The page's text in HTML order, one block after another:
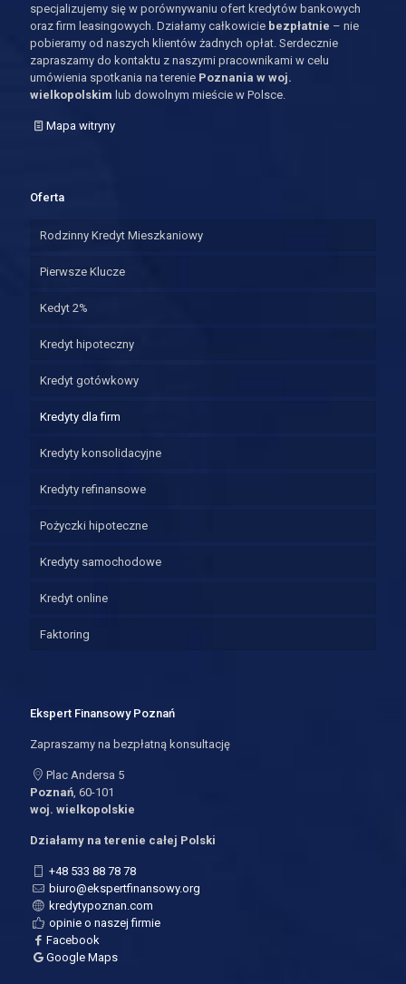
specjalizujemy się w porównywaniu ofert kredytów bankowych
oraz firm leasingowych. Działamy całkowicie bezpłatnie – nie
pobieramy od naszych klientów żadnych opłat. Serdecznie
zapraszamy do kontaktu z naszymi pracownikami w celu
umówienia spotkania na terenie Poznania w woj.
wielkopolskim lub dowolnym mieście w Polsce.
Mapa witryny
Oferta
Rodzinny Kredyt Mieszkaniowy
Pierwsze Klucze
Kedyt 2%
Kredyt hipoteczny
Kredyt gotówkowy
Kredyty dla firm
Kredyty konsolidacyjne
Kredyty refinansowe
Pożyczki hipoteczne
Kredyty samochodowe
Kredyt online
Faktoring
Ekspert Finansowy Poznań
Zapraszamy na bezpłatną konsultację
Plac Andersa 5
Poznań , 60-101
woj. wielkopolskie
Działamy na terenie całej Polski
+48 533 88 78 78
biuro@ekspertfinansowy.org
kredytypoznan.com
opinie o naszej firmie
Facebook
Google Maps